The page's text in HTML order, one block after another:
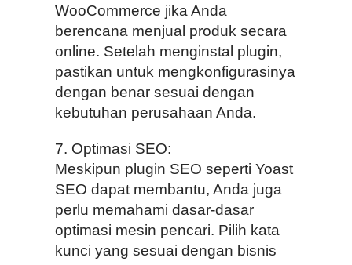
WooCommerce jika Anda
berencana menjual produk secara
online. Setelah menginstal plugin,
pastikan untuk mengkonfigurasinya
dengan benar sesuai dengan
kebutuhan perusahaan Anda.
7. Optimasi SEO:
Meskipun plugin SEO seperti Yoast
SEO dapat membantu, Anda juga
perlu memahami dasar-dasar
optimasi mesin pencari. Pilih kata
kunci yang sesuai dengan bisnis